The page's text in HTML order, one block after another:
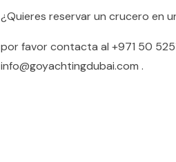
¿Quieres reservar un crucero en
por favor contacta al +971 50
info@goyachtingdubai.com .